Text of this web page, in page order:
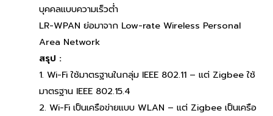
บุคคลแบบความเร็วต่ำ
LR-WPAN ย่อมาจาก Low-rate Wireless Personal
Area Network
สรุป :
1. Wi-Fi ใช้มาตรฐานในกลุ่ม IEEE 802.11 – แต่ Zigbee ใช้
มาตรฐาน IEEE 802.15.4
2. Wi-Fi เป็นเครือข่ายแบบ WLAN – แต่ Zigbee เป็นเครือ